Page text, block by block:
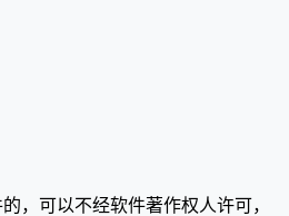
，可以不经软件著作权人许可，